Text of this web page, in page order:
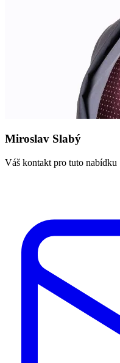
Miroslav Slabý
Váš kontakt pro tuto nabídku